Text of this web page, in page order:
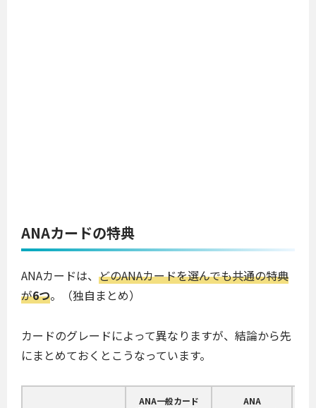
ANAカードの特典
ANAカードは、 どのANAカードを選んでも共通の特典
が6つ。（独自まとめ）
カードのグレードによって異なりますが、結論から先
にまとめておくとこうなっています。
ANA一般カード
ANA